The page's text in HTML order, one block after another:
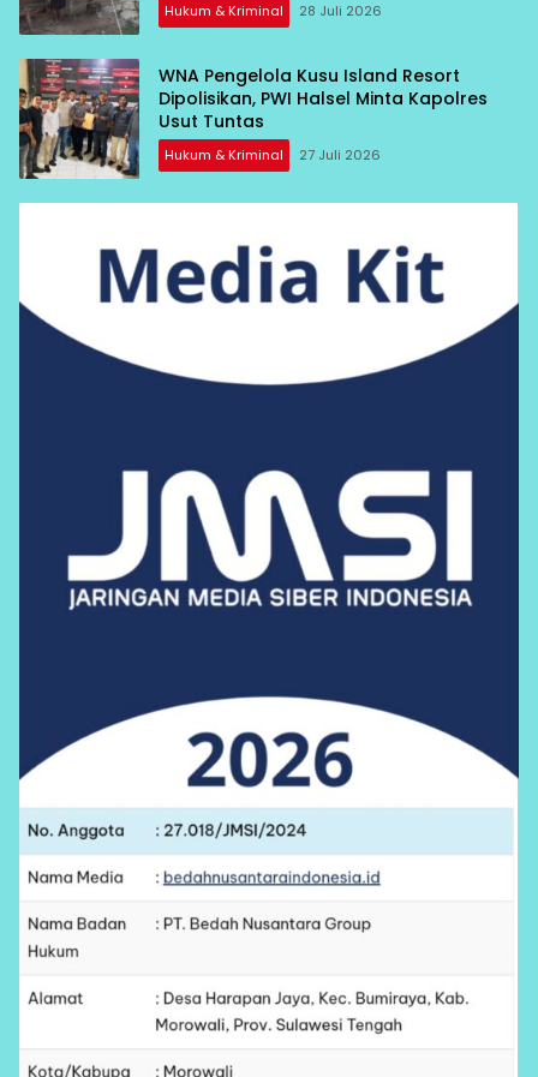
Hukum & Kriminal 28 Juli 2026
WNA Pengelola Kusu Island Resort
Dipolisikan, PWI Halsel Minta Kapolres
Usut Tuntas
Hukum & Kriminal 27 Juli 2026